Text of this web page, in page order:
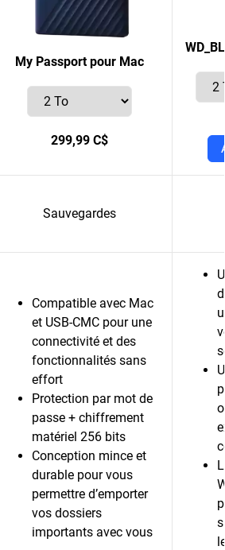
My Passport pour Mac
299,99 C$
Sauvegardes
Compatible avec Mac
et USB-CMC pour une
connectivité et des
fonctionnalités sans
effort
Protection par mot de
passe + chiffrement
matériel 256 bits
Conception mince et
durable pour vous
permettre d’emporter
vos dossiers
importants avec vous